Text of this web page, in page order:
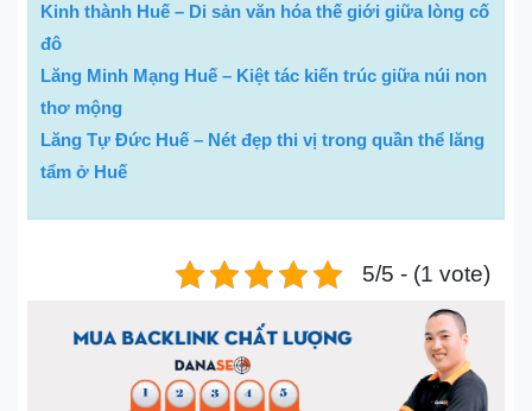
Kinh thành Huế – Di sản văn hóa thế giới giữa lòng cố
đô
Lăng Minh Mạng Huế – Kiệt tác kiến trúc giữa núi non
thơ mộng
Lăng Tự Đức Huế – Nét đẹp thi vị trong quần thể lăng
tẩm ở Huế
5/5 - (1 vote)